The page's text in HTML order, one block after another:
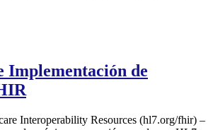
Implementación de
Interoperability Resources (hl7.org/fhir) –